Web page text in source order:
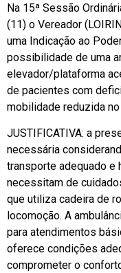
Na 15ª Sessão
(11) o Vereador
uma Indicação ao
possibilidade de uma
elevador/plataforma
de pacientes com
mobilidade reduzida
JUSTIFICATIVA: a
necessária
transporte adequado e
necessitam de
que utiliza cadeira de
locomoção. A
para atendimentos
oferece condições
comprometer o